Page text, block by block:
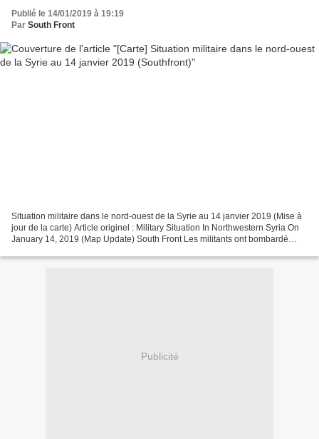
Publié le 14/01/2019 à 19:19
Par South Front
Situation militaire dans le nord-ouest de la Syrie au 14 janvier 2019 (Mise à
jour de la carte) Article originel : Military Situation In Northwestern Syria On
January 14, 2019 (Map Update) South Front Les militants ont bombardé
Publicité